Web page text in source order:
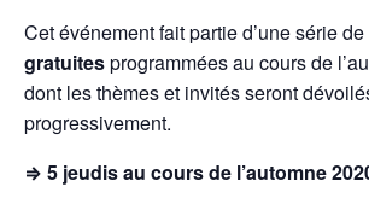
Cet événement fait partie d’une série de
gratuitesprogrammées au cours de
dont les thèmes et invités seront
progressivement.
⇒ 5 jeudis au cours de l’automne